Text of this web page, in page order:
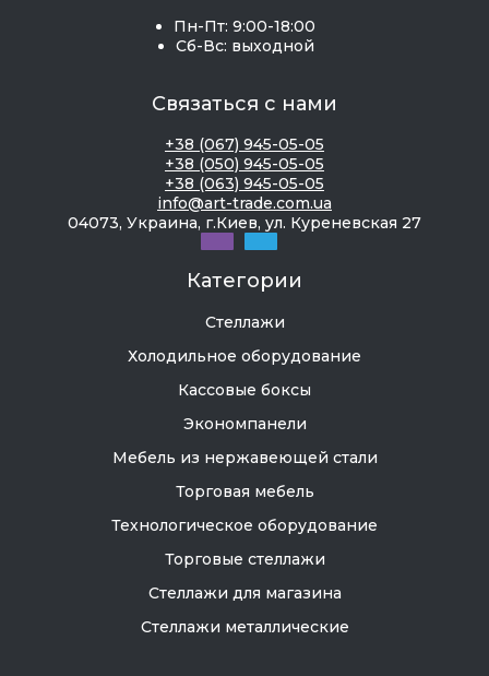
Пн-Пт: 9:00-18:00
Сб-Вс: выходной
Связаться с нами
+38 (067) 945-05-05
+38 (050) 945-05-05
+38 (063) 945-05-05
info@art-trade.com.ua
04073, Украина, г.Киев, ул. Куреневская 27
Категории
Стеллажи
Холодильное оборудование
Кассовые боксы
Экономпанели
Мебель из нержавеющей стали
Торговая мебель
Технологическое оборудование
Торговые стеллажи
Стеллажи для магазина
Стеллажи металлические